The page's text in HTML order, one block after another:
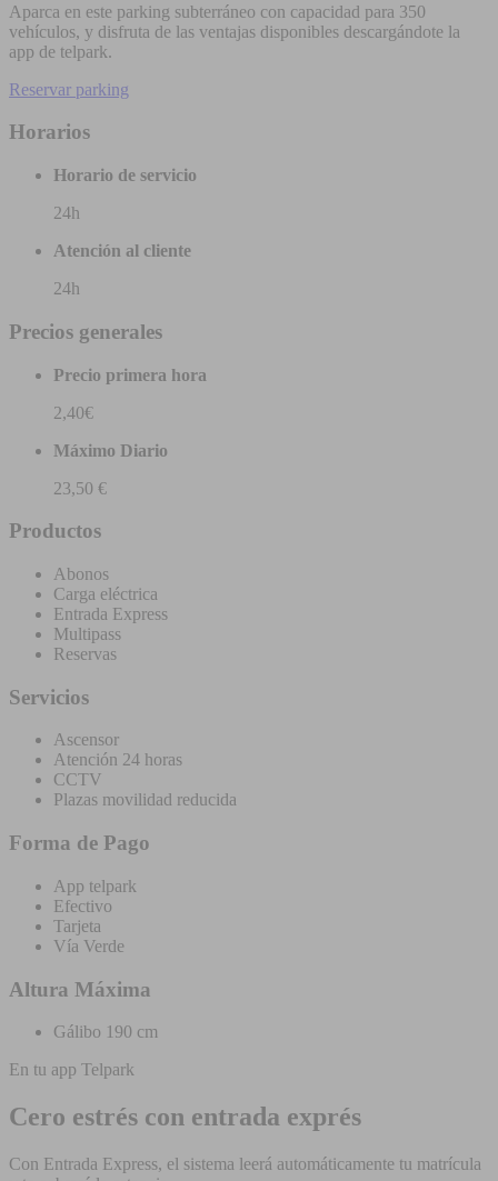
Aparca en este parking subterráneo con capacidad para 350
vehículos, y disfruta de las ventajas disponibles descargándote la
app de telpark.
Reservar parking
Horarios
Horario de servicio
24h
Atención al cliente
24h
Precios generales
Precio primera hora
2,40€
Máximo Diario
23,50 €
Productos
Abonos
Carga eléctrica
Entrada Express
Multipass
Reservas
Servicios
Ascensor
Atención 24 horas
CCTV
Plazas movilidad reducida
Forma de Pago
App telpark
Efectivo
Tarjeta
Vía Verde
Altura Máxima
Gálibo 190 cm
En tu app Telpark
Cero estrés con entrada exprés
Con Entrada Express, el sistema leerá automáticamente tu matrícula